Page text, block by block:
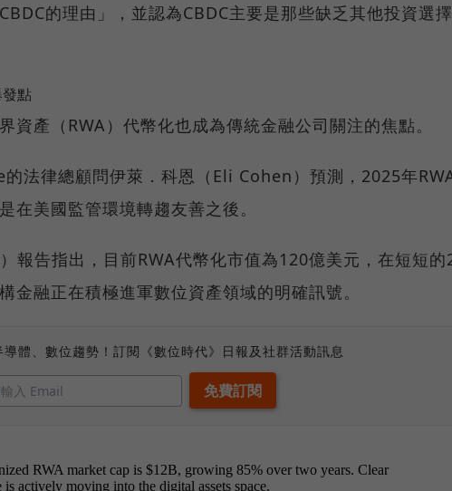
的理由」，並認為CBDC主要是那些缺乏其他投資選擇
點
資產（RWA）代幣化也成為傳統金融公司關注的焦點。
法律總顧問伊萊．科恩（Eli Cohen）預測，2025年
在美國監管環境轉趨友善之後。
報告指出，目前RWA代幣化市值為120億美元，在短短的
金融正在積極進軍數位資產領域的明確訊號。
體、數位趨勢！訂閱《數位時代》日報及社群活動訊息